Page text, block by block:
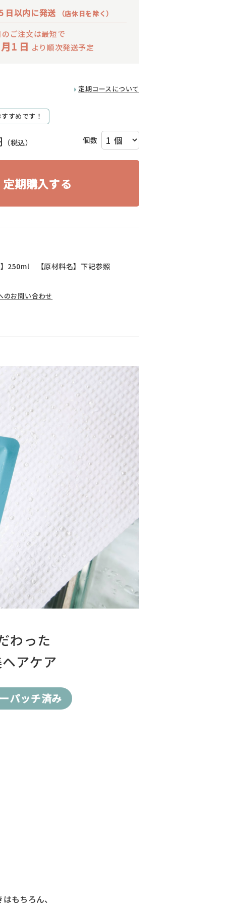
日以内に発送 （店休日を除く）
のご注文は最短で
1 日 より順次発送予定
定期コースについて
すめです！
（税込） 個数
定期購入する
250ml 【原材料名】下記参照
のお問い合わせ
わった
アケア
パッチ済み
もちろん、